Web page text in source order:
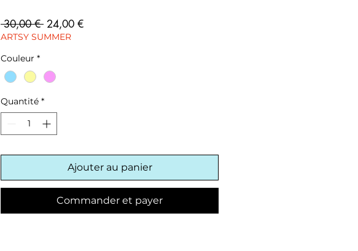
30,00 € Prix
original
24,00 €Prix
ARTSY SUMMER
Couleur *
Quantité *
Ajouter au panier
Commander et payer